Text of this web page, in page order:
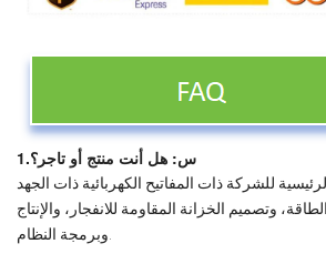
1.س: هل أنت منتج أو تاجر؟
للشركة ذات المفاتيح الكهربائية ذات الجهد
وتصميم الخزانة المقاومة للانفجار، والإنتاج
وبرمجة النظام.